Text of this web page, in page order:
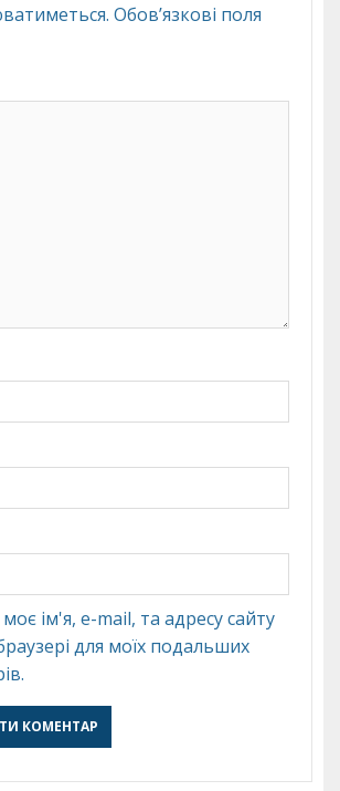
Обов’язкові поля
ім'я, e-mail, та адресу сайту
для моїх подальших